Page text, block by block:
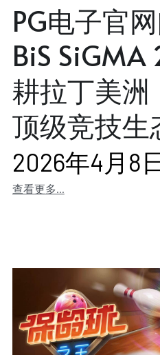
PG电子官
BiS
耕拉丁美洲
顶级竞技生
2026年4月8
查看更多...